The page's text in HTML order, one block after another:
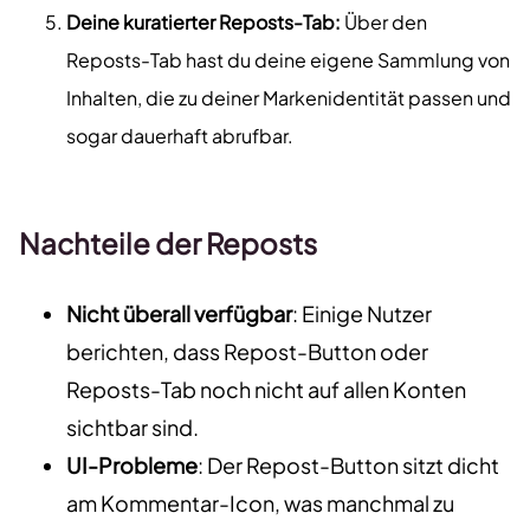
Deine kuratierter Reposts-Tab: Über den
Reposts-Tab hast du deine eigene Sammlung von
Inhalten, die zu deiner Markenidentität passen und
sogar dauerhaft abrufbar.
Nachteile der Reposts
Nicht überall verfügbar: Einige Nutzer
berichten, dass Repost-Button oder
Reposts-Tab noch nicht auf allen Konten
sichtbar sind.
UI-Probleme: Der Repost-Button sitzt dicht
am Kommentar-Icon, was manchmal zu